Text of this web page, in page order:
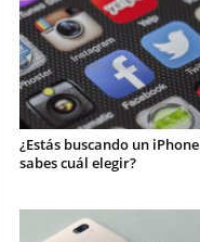
¿Estás buscando un
sabes cuál elegir?